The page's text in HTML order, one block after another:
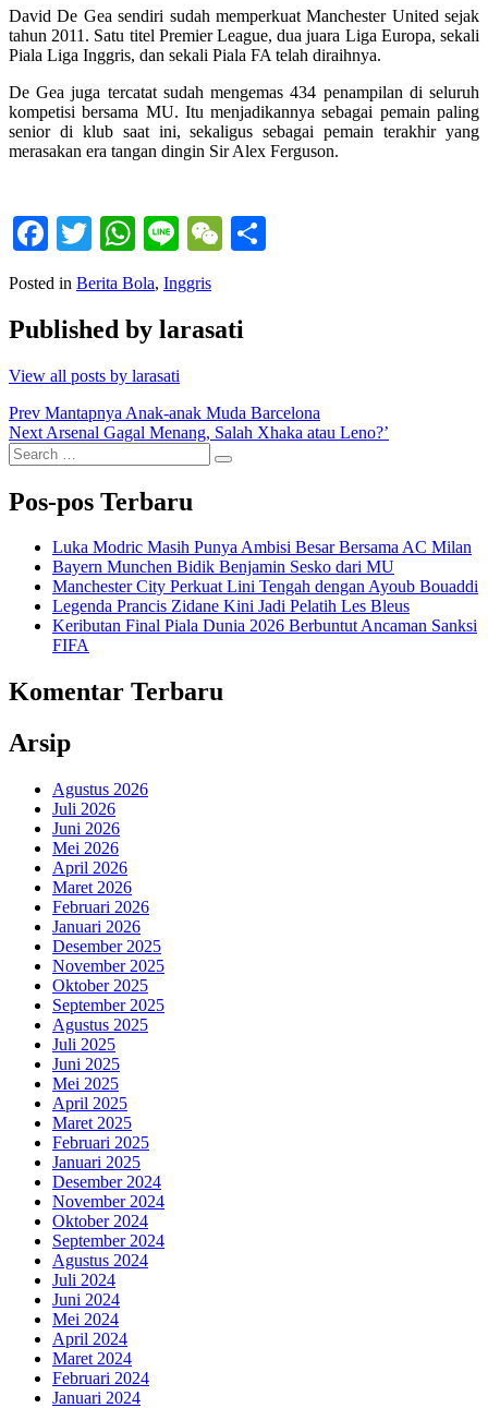
David De Gea sendiri sudah memperkuat Manchester United sejak
tahun 2011. Satu titel Premier League, dua juara Liga Europa, sekali
Piala Liga Inggris, dan sekali Piala FA telah diraihnya.
De Gea juga tercatat sudah mengemas 434 penampilan di seluruh
kompetisi bersama MU. Itu menjadikannya sebagai pemain paling
senior di klub saat ini, sekaligus sebagai pemain terakhir yang
merasakan era tangan dingin Sir Alex Ferguson.
Facebook
TwitterWhatsApp
LineWeChat
Posted in Berita Bola, Inggris
Published by larasati
View all posts by larasati
Navigasi
pos
Prev Mantapnya Anak-anak Muda Barcelona
Next Arsenal Gagal Menang, Salah Xhaka atau Leno?’
Search
for:
Search
Pos-pos Terbaru
Luka Modric Masih Punya Ambisi Besar Bersama AC Milan
Bayern Munchen Bidik Benjamin Sesko dari MU
Manchester City Perkuat Lini Tengah dengan Ayoub Bouaddi
Legenda Prancis Zidane Kini Jadi Pelatih Les Bleus
Keributan Final Piala Dunia 2026 Berbuntut Ancaman Sanksi
FIFA
Komentar Terbaru
Arsip
Agustus 2026
Juli 2026
Juni 2026
Mei 2026
April 2026
Maret 2026
Februari 2026
Januari 2026
Desember 2025
November 2025
Oktober 2025
September 2025
Agustus 2025
Juli 2025
Juni 2025
Mei 2025
April 2025
Maret 2025
Februari 2025
Januari 2025
Desember 2024
November 2024
Oktober 2024
September 2024
Agustus 2024
Juli 2024
Juni 2024
Mei 2024
April 2024
Maret 2024
Februari 2024
Januari 2024